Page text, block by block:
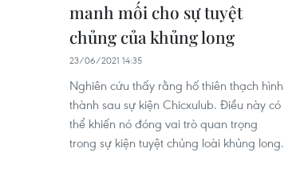
manh mối cho sự tuyệt
chủng của khủng long
23/06/2021 14:35
Nghiên cứu thấy rằng hố thiên thạch hình
thành sau sự kiện Chicxulub. Điều này có
thể khiến nó đóng vai trò quan trọng
trong sự kiện tuyệt chủng loài khủng long.